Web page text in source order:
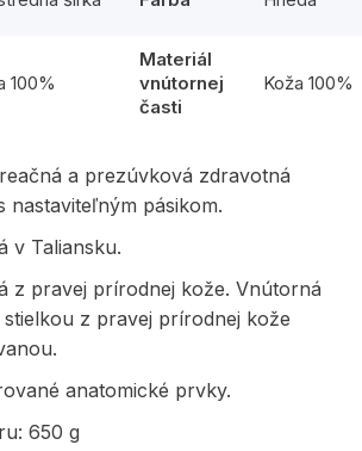
100%
Materiál
vnútornej
časti
Koža 100%
a prezúvková zdravotná
nastaviteľným pásikom.
v Taliansku.
z pravej prírodnej kože. Vnútorná
z pravej prírodnej kože
anatomické prvky.
650 g